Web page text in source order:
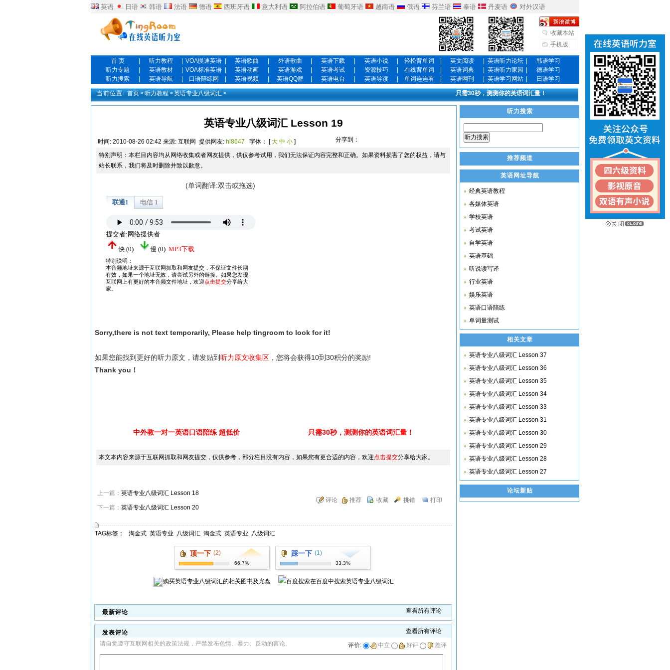
英语 日语 韩语 法语 德语 西班牙语 意大利语 阿拉伯语 葡萄牙语 越南语 俄语 芬兰语 泰语 丹麦语 对外汉语
收藏本站
手机版
首 页 听力教程 VOA慢速英语 英语歌曲 外语歌曲 英语下载 英语小说 轻松背单词 英文阅读 英语听力论坛
韩语学习
听力专题
英语教材 VOA标准英语 英语动画 英语游戏 英语考试 资源技巧 在线背单词 英语词典 英语听力家园
德语学习
听力搜索
英语导航 口语陪练网 英语视频 英语QQ群 英语电台 英语导读 单词连连看 英语网刊 英语学习网站 日语学习
当前位置: 首页>听力教程 >英语专业八级词汇> 只需30秒，测测你的英语词汇量！
英语专业八级词汇 Lesson 19
时间: 2010-08-26 02:42 来源: 互联网 提供网友: hl8647 字体： [大 中 小 ] 分享到：
特别声明：本栏目内容均从网络收集或者网友提供，供仅参考试用，我们无法保证内容完整和正确。如果资料损害了您的权益，请与
站长联系，我们将及时删除并致以歉意。
(单词翻译:双击或拖选)
Sorry,there is not text temporarily, Please help tingroom to look for it!
如果您能找到更好的听力原文，请发贴到听力原文收集区 ，您将会获得10到30积分的奖励!
Thank you！
中外教一对一英语口语陪练 超低价 只需30秒，测测你的英语词汇量！
本文本内容来源于互联网抓取和网友提交，仅供参考，部分栏目没有内容，如果您有更合适的内容，欢迎点击提交分享给大家。
上一篇： 英语专业八级词汇 Lesson 18
下一篇： 英语专业八级词汇 Lesson 20
评论 推荐 收藏 挑错 打印
TAG标签： 淘金式 英语专业 八级词汇 淘金式 英语专业 八级词汇
顶一下 (2)
66.7%
踩一下 (1)
33.3%
购买英语专业八级词汇的相关图书及光盘 在百度中搜索英语专业八级词汇
最新评论 查看所有评论
发表评论
查看所有评论
请自觉遵守互联网相关的政策法规，严禁发布色情、暴力、反动的言论。
评价: 中立 好评 差评
听力搜索
听力搜索
推荐频道
英语网址导航
经典英语教程
各媒体英语
学校英语
考试英语
自学英语
英语基础
听说读写译
行业英语
娱乐英语
英语口语陪练
单词量测试
相关文章
英语专业八级词汇 Lesson 37
英语专业八级词汇 Lesson 36
英语专业八级词汇 Lesson 35
英语专业八级词汇 Lesson 34
英语专业八级词汇 Lesson 33
英语专业八级词汇 Lesson 31
英语专业八级词汇 Lesson 30
英语专业八级词汇 Lesson 29
英语专业八级词汇 Lesson 28
英语专业八级词汇 Lesson 27
论坛新贴